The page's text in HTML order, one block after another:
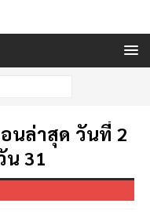
นล่าสุด วันที่ 2
น 31